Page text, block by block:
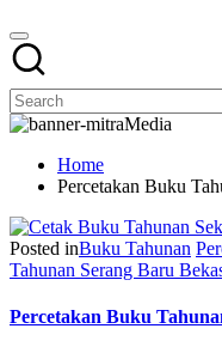
Home
Percetakan Buku
Posted inBuku Tahunan
Tahunan Serang Baru
Percetakan Buku